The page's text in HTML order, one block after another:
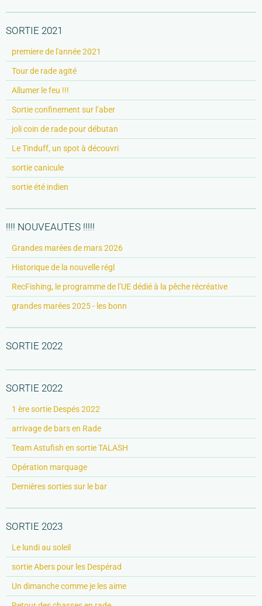
SORTIE 2021
premiere de l'année 2021
Tour de rade agité
Allumer le feu !!!
Sortie confinement sur l’aber
joli coin de rade pour débutan
Le Tinduff, un spot à découvri
sortie canicule
sortie été indien
!!!! NOUVEAUTES !!!!!
Grandes marées de mars 2026
Historique de la nouvelle régl
RecFishing, le programme de l’UE dédié à la pêche récréative
grandes marées 2025 - les bonn
SORTIE 2022
SORTIE 2022
1 ère sortie Despés 2022
arrivage de bars en Rade
Team Astufish en sortie TALASH
Opération marquage
Dernières sorties sur le bar
SORTIE 2023
Le lundi au soleil
sortie Abers pour les Despérad
Un dimanche comme je les aime